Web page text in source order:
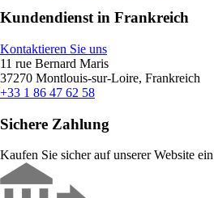
Kundendienst in Frankreich
Kontaktieren Sie uns
11 rue Bernard Maris
37270 Montlouis-sur-Loire, Frankreich
+33 1 86 47 62 58
Sichere Zahlung
Kaufen Sie sicher auf unserer Website ein